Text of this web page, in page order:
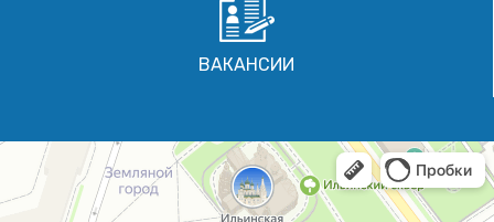
ВАКАНСИИ